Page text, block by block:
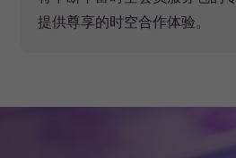
提供尊享的时空合作体验。